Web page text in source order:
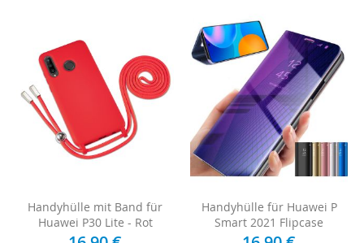
Handyhülle mit Band für
Huawei P30 Lite - Rot
Handyhülle für Huawei P
Smart 2021 Flipcase